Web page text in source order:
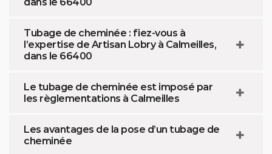
Tubage de cheminée : fiez-vous à
l’expertise de Artisan Lobry à Calmeilles,
dans le 66400
Le tubage de cheminée est imposé par
les règlementations à Calmeilles
Les avantages de la pose d’un tubage de
cheminée